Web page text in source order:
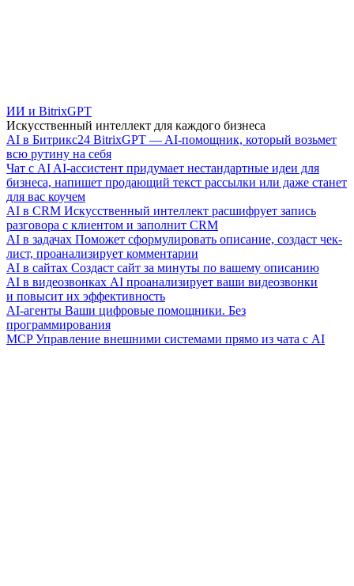
ИИ и BitrixGPT
Искусственный интеллект для каждого бизнеса
AI в Битрикс24 BitrixGPT — AI-помощник, который возьмет
всю рутину на себя
Чат с AI AI-ассистент придумает нестандартные идеи для
бизнеса, напишет продающий текст рассылки или даже станет
для вас коучем
AI в CRM Искусственный интеллект расшифрует запись
разговора с клиентом и заполнит CRM
AI в задачах Поможет сформулировать описание, создаст чек-
лист, проанализирует комментарии
AI в сайтах Создаст сайт за минуты по вашему описанию
AI в видеозвонках AI проанализирует ваши видеозвонки
и повысит их эффективность
AI-агенты Ваши цифровые помощники. Без
программирования
MCP Управление внешними системами прямо из чата с AI